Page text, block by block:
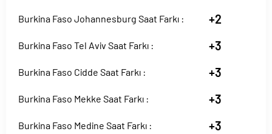
Burkina Faso Johannesburg Saat Farkı : +2
Burkina Faso Tel Aviv Saat Farkı : +3
Burkina Faso Cidde Saat Farkı : +3
Burkina Faso Mekke Saat Farkı : +3
Burkina Faso Medine Saat Farkı : +3